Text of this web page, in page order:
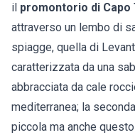
il promontorio di Capo
attraverso un lembo di
spiagge, quella di
caratterizzata da una
abbracciata da cale
mediterranea; la
piccola ma anche